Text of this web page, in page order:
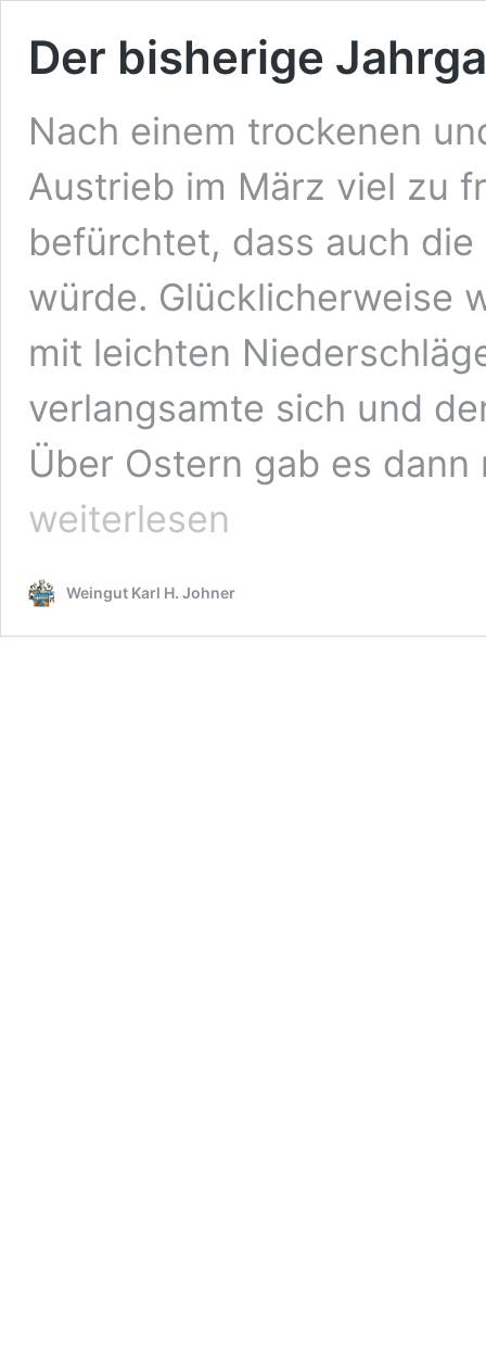
Der bisherige
Nach einem trockenen
Austrieb im März viel zu
befürchtet, dass auch
würde. Glücklicherweise
mit leichten
verlangsamte sich und
Über Ostern gab es
weiterlesen
Weingut Karl H. Johner